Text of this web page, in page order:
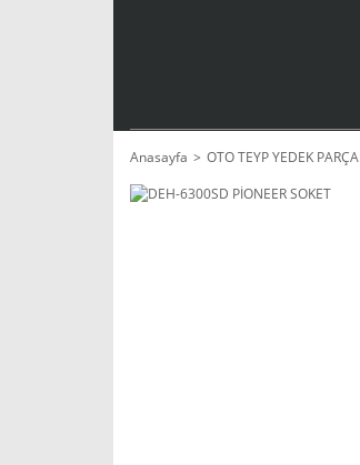
Anasayfa OTO TEYP YEDEK PARÇA